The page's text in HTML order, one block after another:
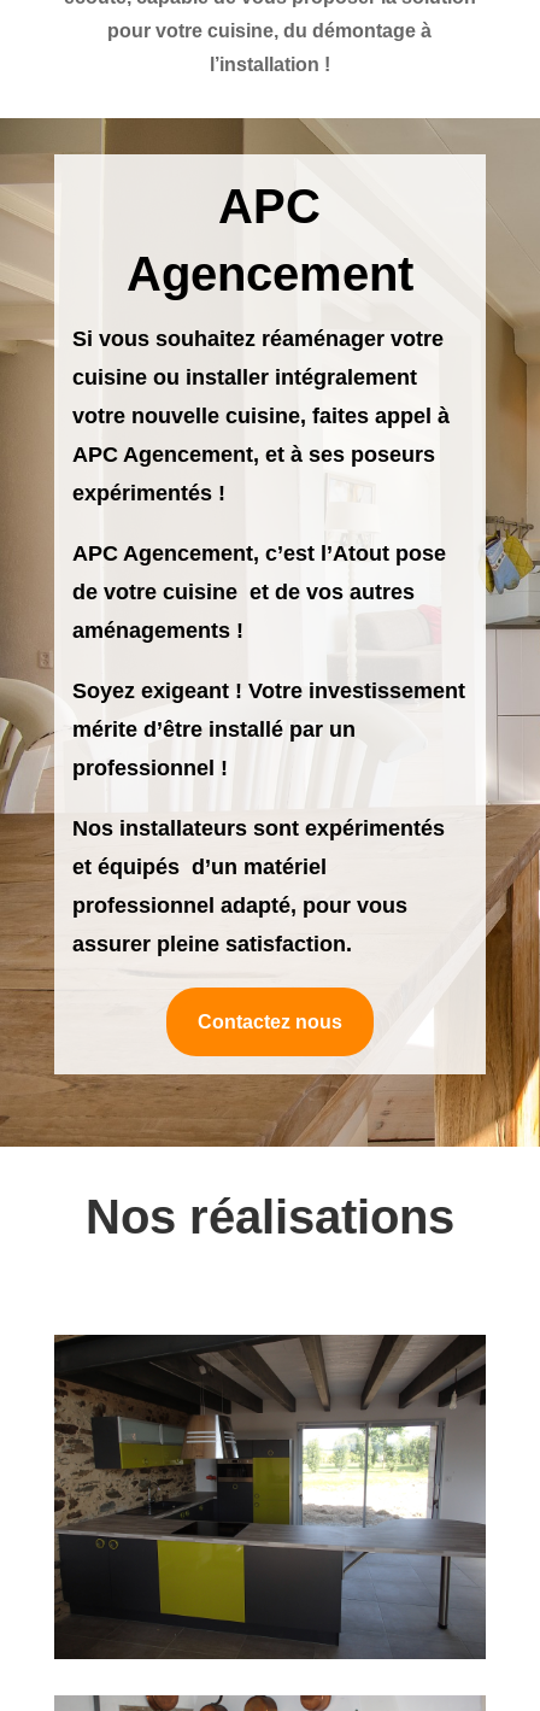
pour votre cuisine, du démontage à
l’installation !
APC
Agencement
Si vous souhaitez réaménager votre
cuisine ou installer intégralement
votre nouvelle cuisine, faites appel à
APC Agencement, et à ses poseurs
expérimentés !
APC Agencement, c’est l’Atout pose
de votre cuisine et de vos autres
aménagements !
Soyez exigeant ! Votre investissement
mérite d’être installé par un
professionnel !
Nos installateurs sont expérimentés
et équipés d’un matériel
professionnel adapté, pour vous
assurer pleine satisfaction.
Contactez nous
Nos réalisations